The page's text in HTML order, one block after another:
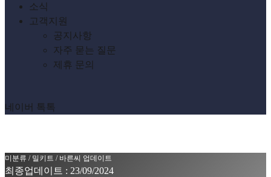
소식
고객지원
공지사항
자주 묻는 질문
제휴 문의
네이버 톡톡
미분류 / 밀키트 / 바른씨 업데이트
최종업데이트 : 23/09/2024